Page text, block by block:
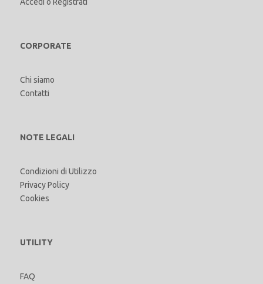
CORPORATE
Chi siamo
Contatti
NOTE LEGALI
Condizioni di Utilizzo
Privacy Policy
Cookies
UTILITY
FAQ